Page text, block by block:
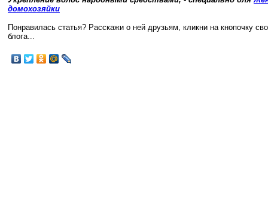
домохозяйки
Понравилась статья? Расскажи о ней друзьям, кликни на кнопочку
блога...